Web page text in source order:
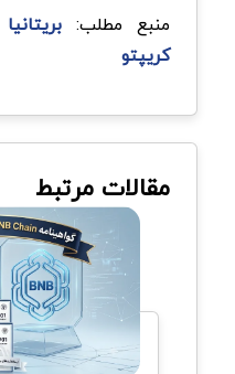
منبع مطلب:
کریپتو
مقالات مرتبط